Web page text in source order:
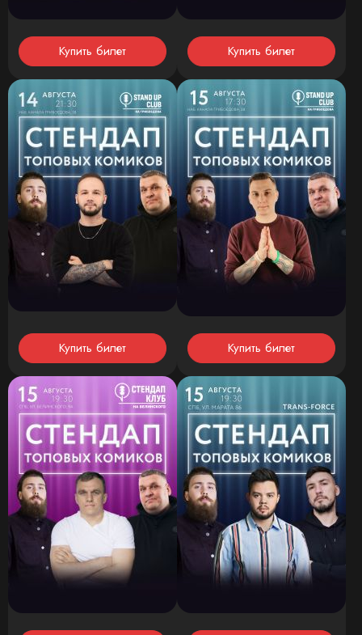
Купить билет Купить билет
Купить билет Купить билет